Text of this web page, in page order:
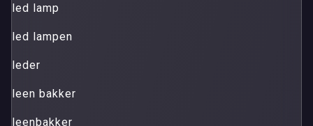
led lamp
led lampen
leder
leen bakker
leenbakker